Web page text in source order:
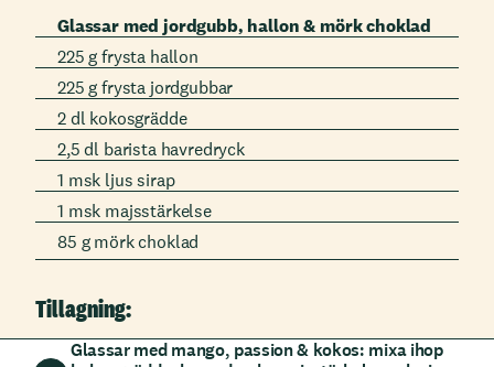
Glassar med jordgubb, hallon & mörk choklad
225 g frysta hallon
225 g frysta jordgubbar
2 dl kokosgrädde
2,5 dl barista havredryck
1 msk ljus sirap
1 msk majsstärkelse
85 g mörk choklad
Tillagning:
Glassar med mango, passion & kokos: mixa ihop